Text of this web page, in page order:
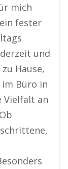
mich
fester
und
Hause,
Büro in
Vielfalt an